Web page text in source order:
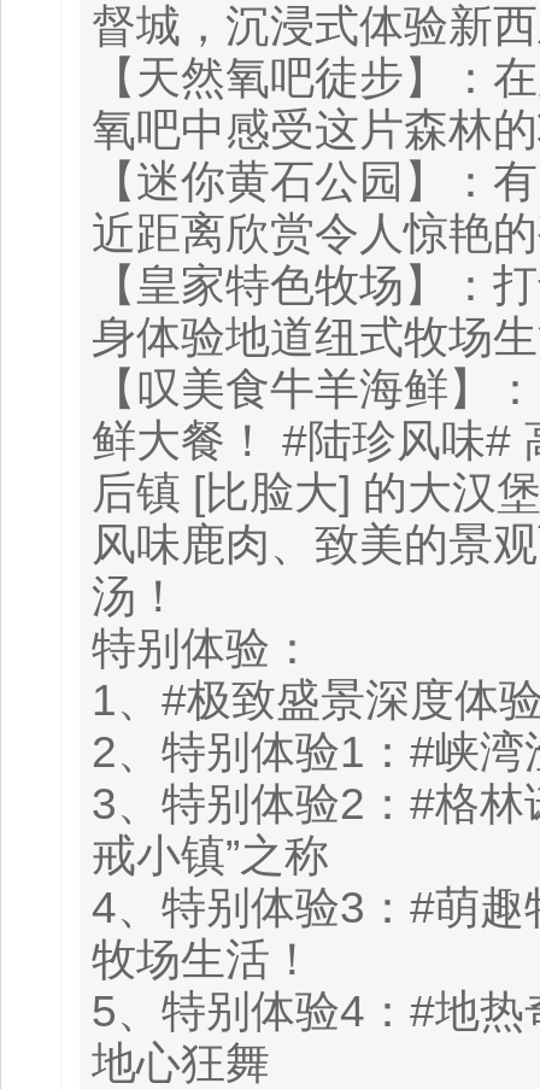
督城，沉浸式体验新
【天然氧吧徒步】：
氧吧中感受这片森林
【迷你黄石公园】：
近距离欣赏令人惊艳
【皇家特色牧场】：
身体验地道纽式牧场
【叹美食牛羊海鲜
鲜大餐！ #陆珍风味#
后镇 [比脸大] 的大汉
风味鹿肉、致美的景
汤！
特别体验：
1、#极致盛景深度体
2、特别体验1：#峡
3、特别体验2：#格
戒小镇”之称
4、特别体验3：#萌
牧场生活！
5、特别体验4：#地
地心狂舞